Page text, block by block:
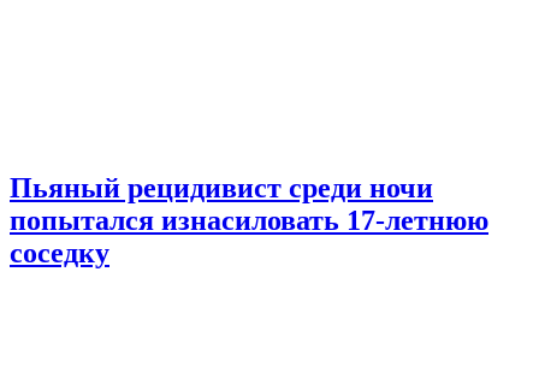
Пьяный рецидивист среди ночи
попытался изнасиловать 17-летнюю
соседку